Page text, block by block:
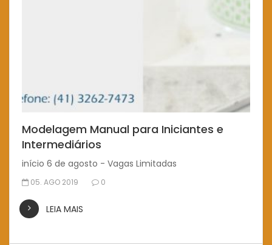
Modelagem Manual para Iniciantes e
Intermediários
início 6 de agosto - Vagas Limitadas
05. AGO 2019 0
LEIA MAIS